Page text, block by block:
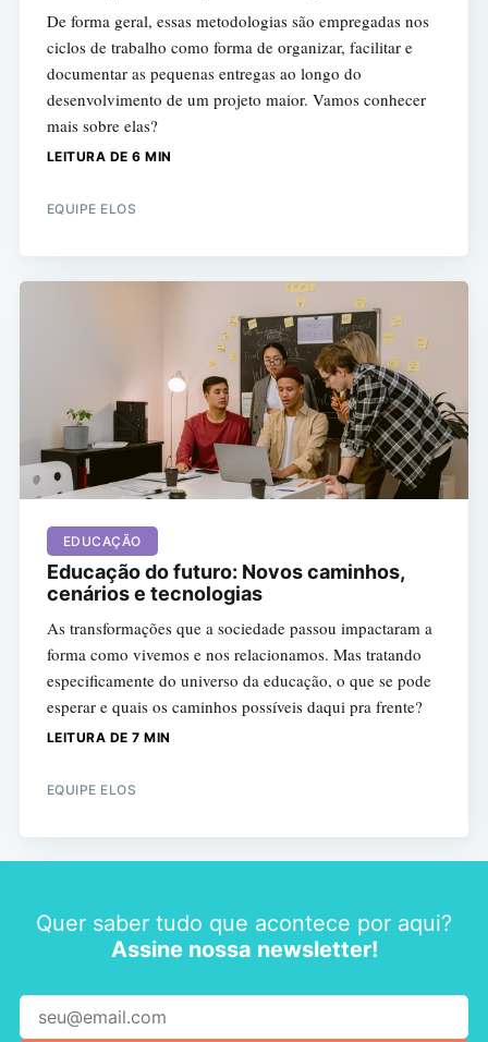
De forma geral, essas metodologias são empregadas nos
ciclos de trabalho como forma de organizar, facilitar e
documentar as pequenas entregas ao longo do
desenvolvimento de um projeto maior. Vamos conhecer
mais sobre elas?
LEITURA DE 6 MIN
EQUIPE ELOS
EDUCAÇÃO
Educação do futuro: Novos caminhos,
cenários e tecnologias
As transformações que a sociedade passou impactaram a
forma como vivemos e nos relacionamos. Mas tratando
especificamente do universo da educação, o que se pode
esperar e quais os caminhos possíveis daqui pra frente?
LEITURA DE 7 MIN
EQUIPE ELOS
Quer saber tudo que acontece por aqui?
Assine nossa newsletter!